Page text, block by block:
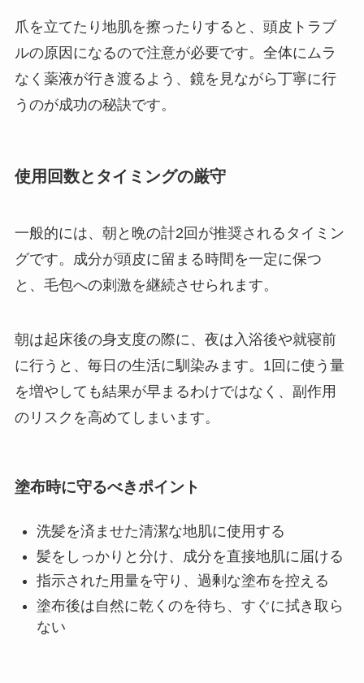
爪を立てたり地肌を擦ったりすると、頭皮トラブ
ルの原因になるので注意が必要です。全体にムラ
なく薬液が行き渡るよう、鏡を見ながら丁寧に行
うのが成功の秘訣です。
使用回数とタイミングの厳守
一般的には、朝と晩の計2回が推奨されるタイミン
グです。成分が頭皮に留まる時間を一定に保つ
と、毛包への刺激を継続させられます。
朝は起床後の身支度の際に、夜は入浴後や就寝前
に行うと、毎日の生活に馴染みます。1回に使う量
を増やしても結果が早まるわけではなく、副作用
のリスクを高めてしまいます。
塗布時に守るべきポイント
洗髪を済ませた清潔な地肌に使用する
髪をしっかりと分け、成分を直接地肌に届ける
指示された用量を守り、過剰な塗布を控える
塗布後は自然に乾くのを待ち、すぐに拭き取ら
ない